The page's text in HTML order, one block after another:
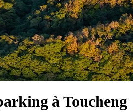
à Toucheng